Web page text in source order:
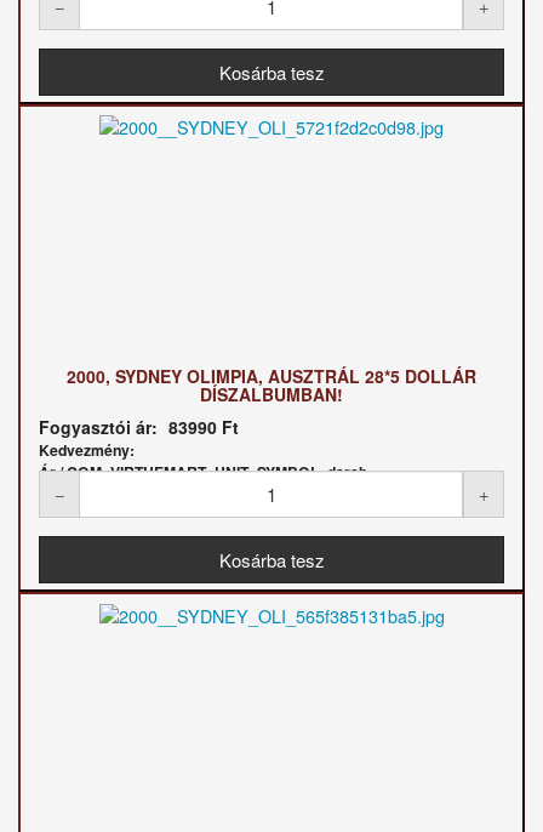
2000, SYDNEY OLIMPIA, AUSZTRÁL 28*5 DOLLÁR
DÍSZALBUMBAN!
Fogyasztói ár: 83990 Ft
Kedvezmény:
Ár / COM_VIRTUEMART_UNIT_SYMBOL_darab: